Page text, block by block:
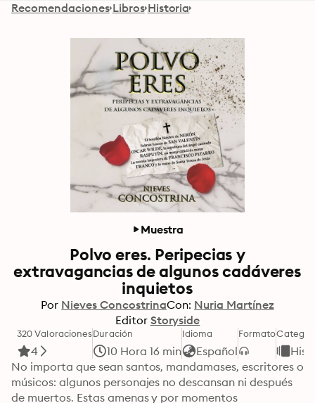
Recomendaciones Libros Historia
Muestra
Polvo eres. Peripecias y
extravagancias de algunos cadáveres
inquietos
Por Nieves ConcostrinaCon: Nuria Martínez
Editor Storyside
320 Valoraciones
4
Duración
10 Hora 16 min
Idioma
Español
Formato
No importa que sean santos, mandamases, escritores o
músicos: algunos personajes no descansan ni después
de muertos. Estas amenas y por momentos